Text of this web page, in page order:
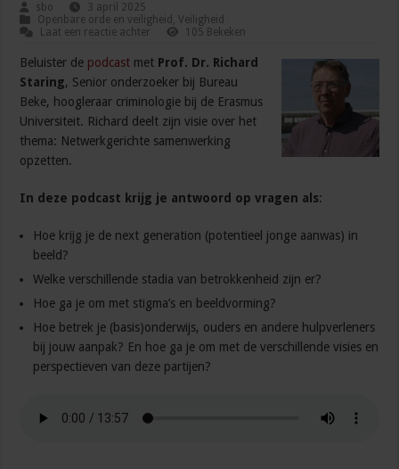
sbo
3 april 2025
Openbare orde en veiligheid ,Veiligheid
Laat een reactie achter
105 Bekeken
Beluister de podcast met Prof. Dr. Richard
Staring, Senior onderzoeker bij Bureau
Beke, hoogleraar criminologie bij de Erasmus
Universiteit. Richard deelt zijn visie over het
thema: Netwerkgerichte samenwerking
opzetten.
In deze podcast krijg je antwoord op vragen als:
Hoe krijg je de next generation (potentieel jonge aanwas) in
beeld?
Welke verschillende stadia van betrokkenheid zijn er?
Hoe ga je om met stigma’s en beeldvorming?
Hoe betrek je (basis)onderwijs, ouders en andere hulpverleners
bij jouw aanpak? En hoe ga je om met de verschillende visies en
perspectieven van deze partijen?